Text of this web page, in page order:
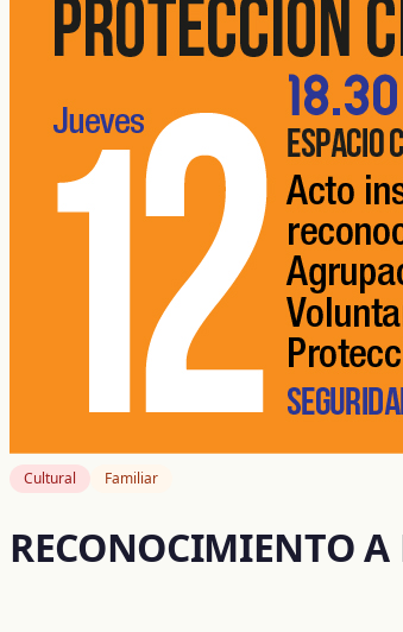
Cultural Familiar
RECONOCIMIENTO